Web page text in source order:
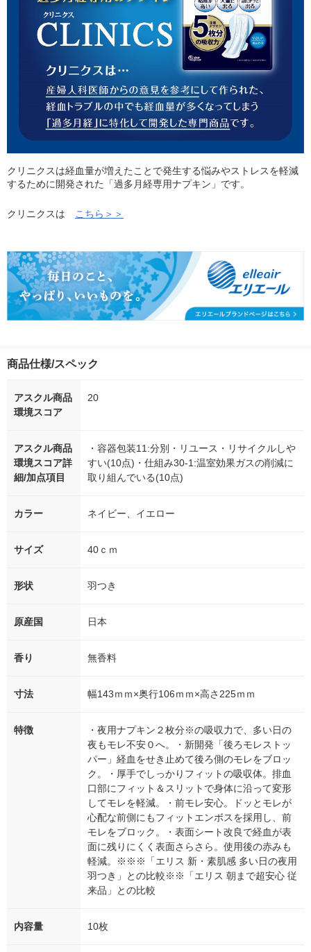
クリニクスは経血量が増えたことで発生する悩みやストレスを軽減
するために開発された「過多月経専用ナプキン」です。
クリニクスは こちら＞＞
商品仕様/スペック
アスクル商品
環境スコア
20
アスクル商品
環境スコア詳
細/加点項目
・容器包装11:分別・リユース・リサイクルしや
すい(10点)・仕組み30-1:温室効果ガスの削減に
取り組んでいる(10点)
カラー ネイビー、イエロー
サイズ 40ｃｍ
形状 羽つき
原産国 日本
香り 無香料
寸法 幅143ｍｍ×奥行106ｍｍ×高さ225ｍｍ
特徴
・夜用ナプキン２枚分※の吸収力で、多い日の
夜もモレ不安０へ。・新開発「後ろモレストッ
パー」経血をせき止めて後ろ側のモレをブロッ
ク。・厚手でしっかりフィットの吸収体。排血
口部にフィット＆スリットで身体に沿って変形
してモレを軽減。・前モレ安心。ドッとモレが
心配な前側にもフィットエンボスを採用し、前
モレをブロック。・表面シート改良で経血が表
面に残りにくく表面さらさら。使用後の赤みも
軽減。※※※「エリス 新・素肌感 多い日の夜用
羽つき」との比較※※「エリス 朝まで超安心 従
来品」との比較
内容量 10枚